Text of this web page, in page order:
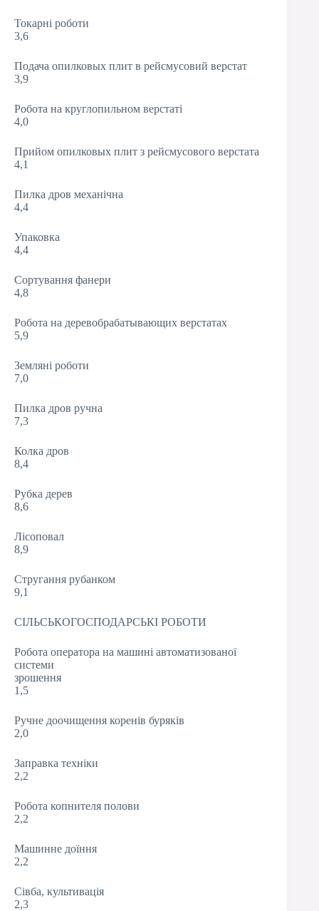
Токарні роботи
3,6
Подача опилковых плит в рейсмусовий верстат
3,9
Робота на круглопильном верстаті
4,0
Прийом опилковых плит з рейсмусового верстата
4,1
Пилка дров механічна
4,4
Упаковка
4,4
Сортування фанери
4,8
Робота на деревобрабатывающих верстатах
5,9
Земляні роботи
7,0
Пилка дров ручна
7,3
Колка дров
8,4
Рубка дерев
8,6
Лісоповал
8,9
Стругання рубанком
9,1
СІЛЬСЬКОГОСПОДАРСЬКІ РОБОТИ
Робота оператора на машині автоматизованої
системи
зрошення
1,5
Ручне доочищення коренів буряків
2,0
Заправка техніки
2,2
Робота копнителя полови
2,2
Машинне доїння
2,2
Сівба, культивація
2,3